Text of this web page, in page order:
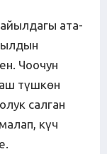
ата-
Чоочун
түшкөн
салган
күч